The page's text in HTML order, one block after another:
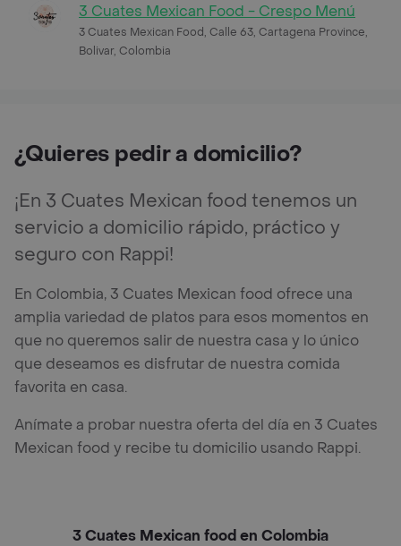
3 Cuates Mexican Food - Crespo Menú
3 Cuates Mexican Food, Calle 63, Cartagena Province,
Bolivar, Colombia
¿Quieres pedir a domicilio?
¡En 3 Cuates Mexican food tenemos un
servicio a domicilio rápido, práctico y
seguro con Rappi!
En Colombia, 3 Cuates Mexican food ofrece una
amplia variedad de platos para esos momentos en
que no queremos salir de nuestra casa y lo único
que deseamos es disfrutar de nuestra comida
favorita en casa.
Anímate a probar nuestra oferta del día en 3 Cuates
Mexican food y recibe tu domicilio usando Rappi.
3 Cuates Mexican food en Colombia